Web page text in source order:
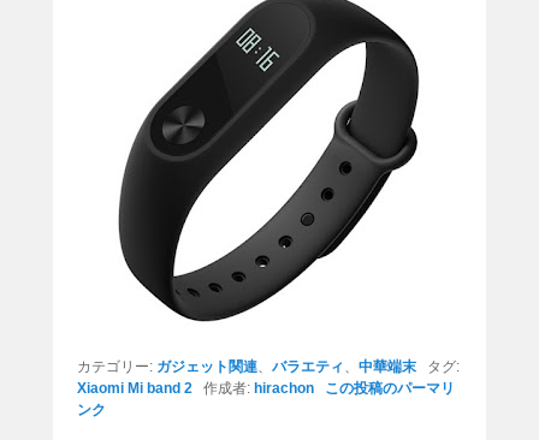
カテゴリー: ガジェット関連、 バラエティ 、 中華端末 タグ:
Xiaomi Mi band 2 作成者: hirachon
この投稿のパーマリ
ンク